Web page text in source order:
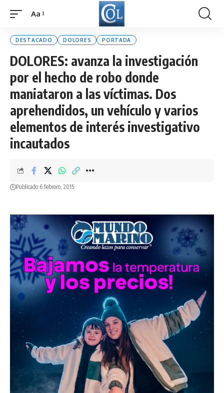
Font
Aa
DESTACADO DOLORES PORTADA
DOLORES: avanza la investigación
por el hecho de robo donde
maniataron a las víctimas. Dos
aprehendidos, un vehículo y varios
elementos de interés investigativo
incautados
Publicado 6 febrero, 2015